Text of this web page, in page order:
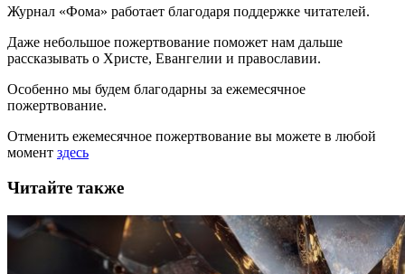
Журнал «Фома» работает благодаря поддержке читателей.
Даже небольшое пожертвование поможет нам дальше
рассказывать о Христе, Евангелии и православии.
Особенно мы будем благодарны за ежемесячное
пожертвование.
Отменить ежемесячное пожертвование вы можете в любой
момент здесь
Читайте также